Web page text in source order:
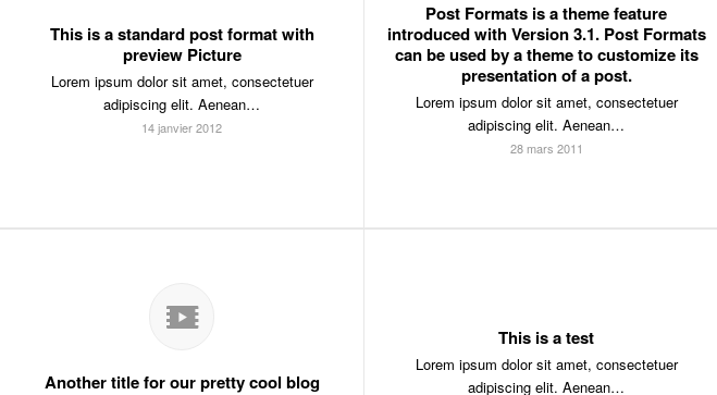
This is a standard post format with
preview Picture
Lorem ipsum dolor sit amet, consectetuer
adipiscing elit. Aenean…
14 janvier 2012
Post Formats is a theme feature
introduced with Version 3.1. Post Formats
can be used by a theme to customize its
presentation of a post.
Lorem ipsum dolor sit amet, consectetuer
adipiscing elit. Aenean…
28 mars 2011
Another title for our pretty cool blog
This is a test
Lorem ipsum dolor sit amet, consectetuer
adipiscing elit. Aenean…